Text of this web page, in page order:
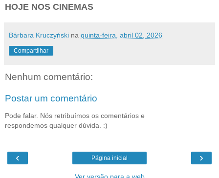
HOJE NOS CINEMAS
Bárbara Kruczyński na quinta-feira, abril 02, 2026
Compartilhar
Nenhum comentário:
Postar um comentário
Pode falar. Nós retribuímos os comentários e
respondemos qualquer dúvida. :)
‹ ›
Página inicial